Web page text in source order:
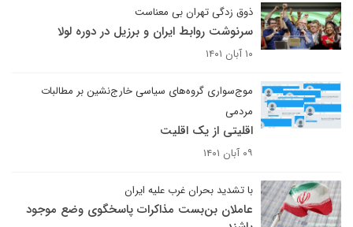
ذوق زدگی تهران بی معناست
سرنوشت روابط ایران و برزیل در دوره لولا
۱۰ آبان ۱۴۰۱
موج‌سواری گروه‌های سیاسی خارج‌نشین بر مطالبات
مردمی
اقلیتی از یک اقلیت
۰۹ آبان ۱۴۰۱
با تشدید بحران غرب علیه ایران
عاملان بن‌بست مذاکرات پاسخگوی وضع موجود